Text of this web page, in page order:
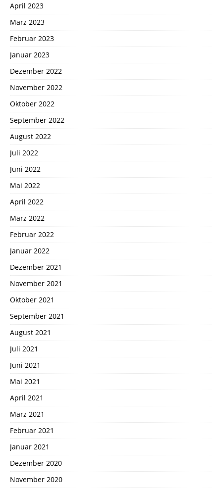
April 2023
März 2023
Februar 2023
Januar 2023
Dezember 2022
November 2022
Oktober 2022
September 2022
August 2022
Juli 2022
Juni 2022
Mai 2022
April 2022
März 2022
Februar 2022
Januar 2022
Dezember 2021
November 2021
Oktober 2021
September 2021
August 2021
Juli 2021
Juni 2021
Mai 2021
April 2021
März 2021
Februar 2021
Januar 2021
Dezember 2020
November 2020